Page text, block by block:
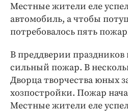
Образование
Общество
Праздники
Происшествия
Спорт
Экономика и бизнес
Местные жители еле
автомобиль, а чтобы
потребовалось пять
В преддверии праздников
сильный пожар. В
Дворца творчества юных
хозпостройки. Пожар
Местные жители еле